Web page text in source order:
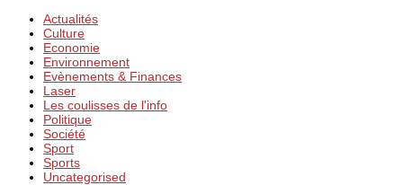
Actualités
Culture
Economie
Environnement
Evènements & Finances
Laser
Les coulisses de l'info
Politique
Société
Sport
Sports
Uncategorised